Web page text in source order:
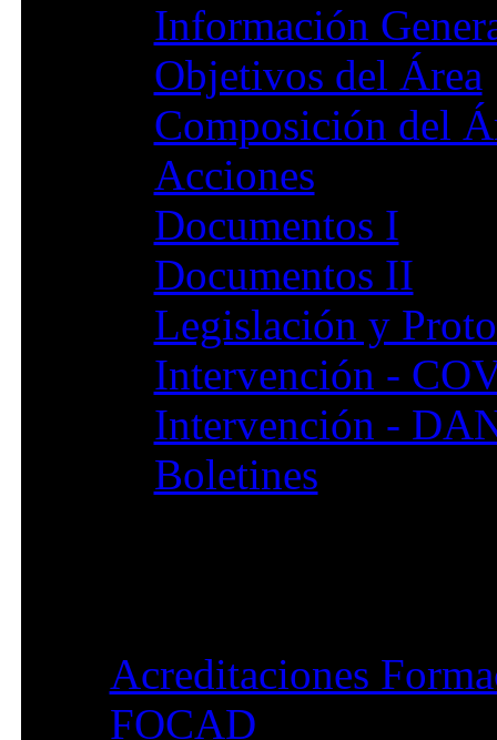
Información
Objetivos del Área
Composición del
Acciones
Documentos I
Documentos II
Legislación y
Intervención -
Intervención -
Boletines
Acreditaciones
FOCAD